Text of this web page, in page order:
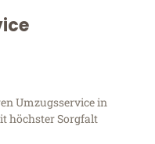
Umzugsservice in
höchster Sorgfalt